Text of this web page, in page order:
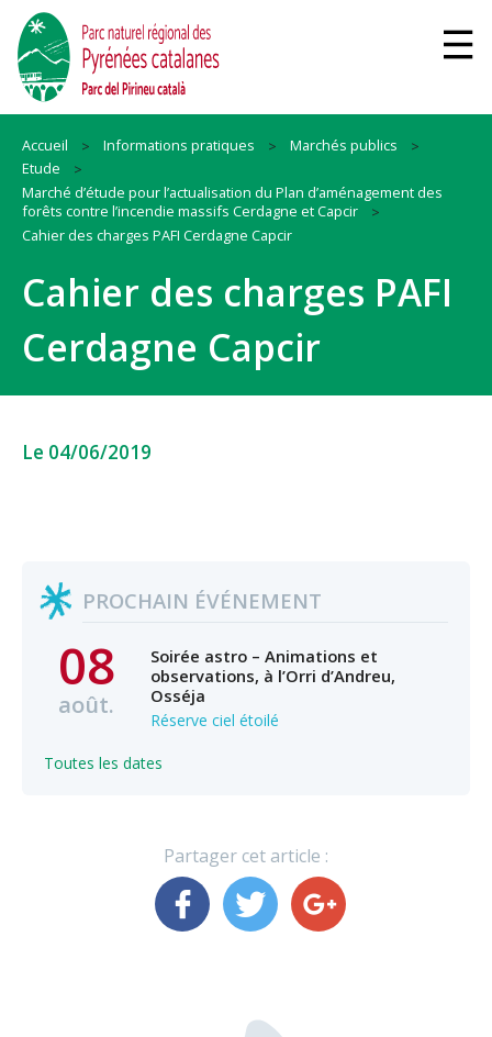
Accueil Informations pratiques
Marchés publics
Etude
Marché d’étude pour l’actualisation du Plan d’aménagement des
forêts contre l’incendie massifs Cerdagne et Capcir
Cahier des charges PAFI Cerdagne Capcir
Cahier des charges PAFI
Cerdagne Capcir
Le 04/06/2019
PROCHAIN ÉVÉNEMENT
08
août.
Soirée astro – Animations et
observations, à l’Orri d’Andreu,
Osséja
Réserve ciel étoilé
Toutes les dates
Partager cet article :